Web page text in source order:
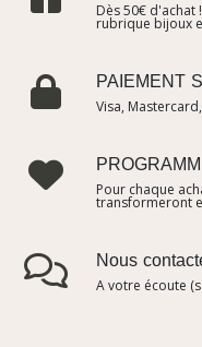
Dès 50€
rubrique bijoux
PAIEMENT
Visa,
Pour chaque
transformeront
Nous
A votre écoute